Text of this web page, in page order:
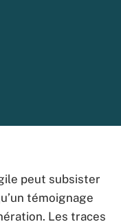
peut subsister
témoignage
Les traces